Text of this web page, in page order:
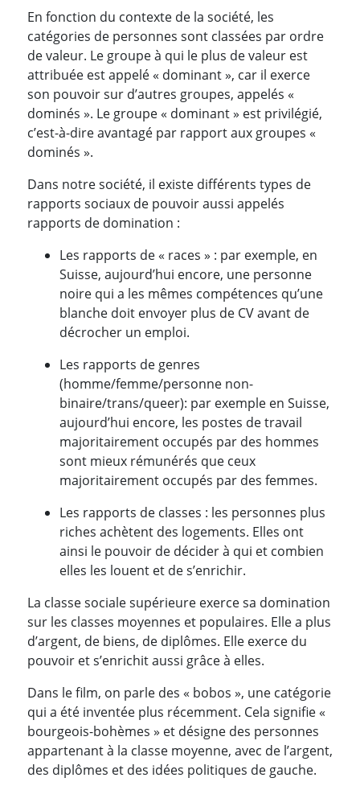
En fonction du contexte de la société, les
catégories de personnes sont classées par ordre
de valeur. Le groupe à qui le plus de valeur est
attribuée est appelé « dominant », car il exerce
son pouvoir sur d’autres groupes, appelés «
dominés ». Le groupe « dominant » est privilégié,
c’est-à-dire avantagé par rapport aux groupes «
dominés ».
Dans notre société, il existe différents types de
rapports sociaux de pouvoir aussi appelés
rapports de domination :
Les rapports de « races » : par exemple, en
Suisse, aujourd’hui encore, une personne
noire qui a les mêmes compétences qu’une
blanche doit envoyer plus de CV avant de
décrocher un emploi.
Les rapports de genres
(homme/femme/personne non-
binaire/trans/queer): par exemple en Suisse,
aujourd’hui encore, les postes de travail
majoritairement occupés par des hommes
sont mieux rémunérés que ceux
majoritairement occupés par des femmes.
Les rapports de classes : les personnes plus
riches achètent des logements. Elles ont
ainsi le pouvoir de décider à qui et combien
elles les louent et de s’enrichir.
La classe sociale supérieure exerce sa domination
sur les classes moyennes et populaires. Elle a plus
d’argent, de biens, de diplômes. Elle exerce du
pouvoir et s’enrichit aussi grâce à elles.
Dans le film, on parle des « bobos », une catégorie
qui a été inventée plus récemment. Cela signifie «
bourgeois-bohèmes » et désigne des personnes
appartenant à la classe moyenne, avec de l’argent,
des diplômes et des idées politiques de gauche.